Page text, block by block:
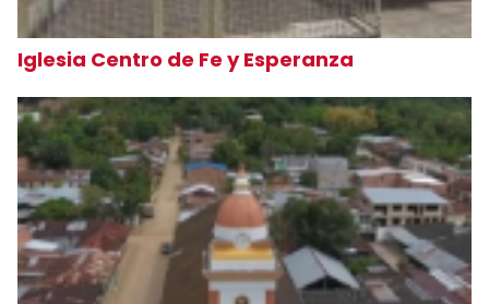
Iglesia Centro de Fe y Esperanza